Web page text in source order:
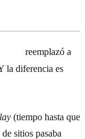
reemplazó a
la diferencia es
(tiempo hasta que
sitios pasaba